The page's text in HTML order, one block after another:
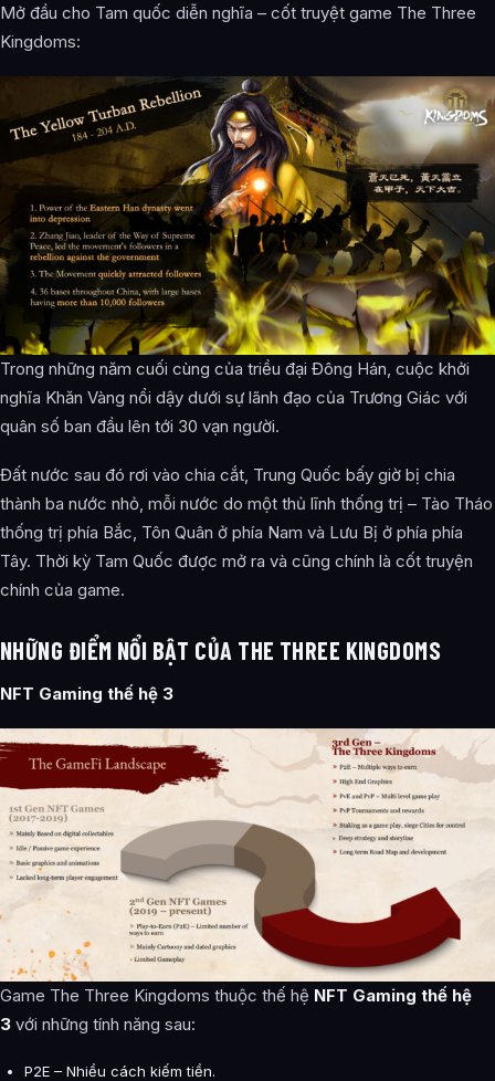
Mở đầu cho Tam quốc diễn nghĩa – cốt truyệt game The Three
Kingdoms:
Trong những năm cuối cùng của triều đại Đông Hán, cuộc khởi
nghĩa Khăn Vàng nổi dậy dưới sự lãnh đạo của Trương Giác với
quân số ban đầu lên tới 30 vạn người.
Đất nước sau đó rơi vào chia cắt, Trung Quốc bấy giờ bị chia
thành ba nước nhỏ, mỗi nước do một thủ lĩnh thống trị – Tào Tháo
thống trị phía Bắc, Tôn Quân ở phía Nam và Lưu Bị ở phía phía
Tây. Thời kỳ Tam Quốc được mở ra và cũng chính là cốt truyện
chính của game.
NHỮNG ĐIỂM NỔI BẬT CỦA THE THREE KINGDOMS
NFT Gaming thế hệ 3
Game The Three Kingdoms thuộc thế hệ NFT Gaming thế hệ
3 với những tính năng sau:
P2E – Nhiều cách kiếm tiền.